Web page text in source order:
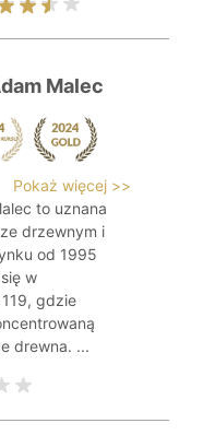
Malec
Pokaż więcej >>
to uznana
drzewnym i
od 1995
w
gdzie
drewna. ...